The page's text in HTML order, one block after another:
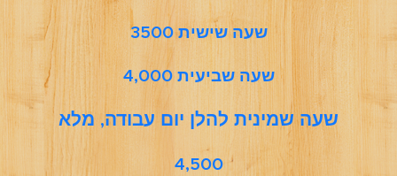
שעה שישית 3500
שעה שביעית 4,000
שעה שמינית להלן יום עבודה, מלא
4,500